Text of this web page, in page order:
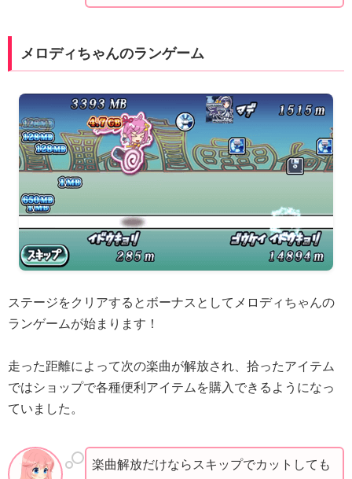
メロディちゃんのランゲーム
ステージをクリアするとボーナスとしてメロディちゃんの
ランゲームが始まります！
走った距離によって次の楽曲が解放され、拾ったアイテム
ではショップで各種便利アイテムを購入できるようになっ
ていました。
楽曲解放だけならスキップでカットしても